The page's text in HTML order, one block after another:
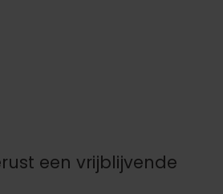
een vrijblijvende